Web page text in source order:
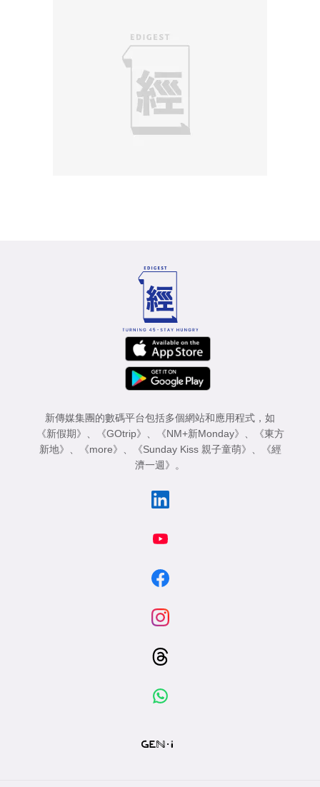
新傳媒集團的數碼平台包括多個網站和應用程式，如
《新假期》
《GOtrip》 《NM+新Monday》
《東方
新地》
《more》 《Sunday Kiss 親子童萌》
《經
濟一週》
。